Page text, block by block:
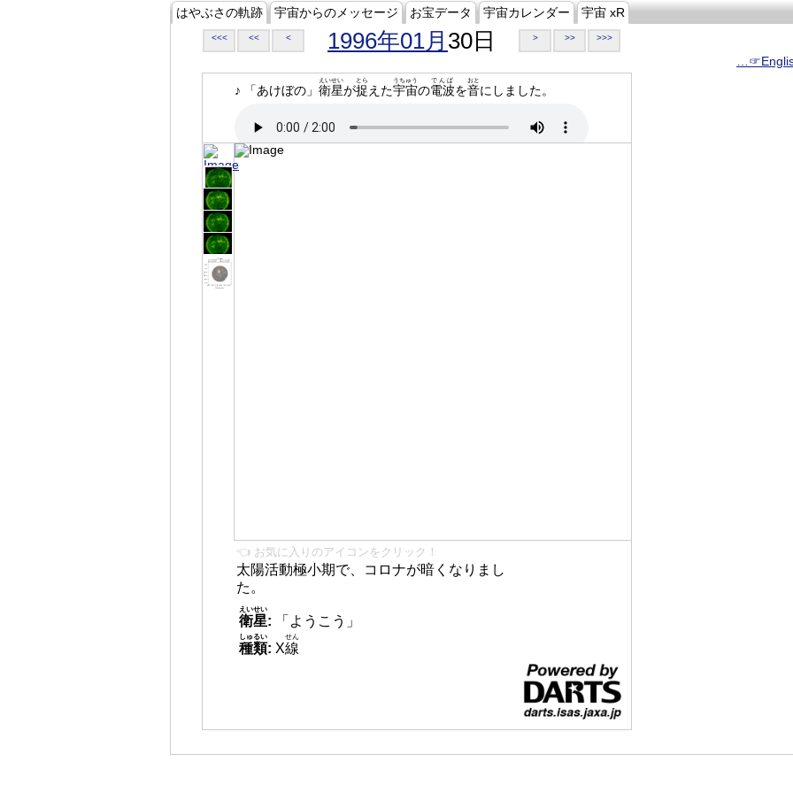
はやぶさの軌跡 宇宙からのメッセージ お宝データ 宇宙カレンダー 宇宙 xR
<<< << < 1996年01月 30日 > >> >>>
♪ 「あけぼの」 衛星
えいせい
が捉
とら
えた宇宙
うちゅう
の電波
でんぱ
を音
おと
にしました。
👈 お気に入りのアイコンをクリック！
太陽活動極小期で、コロナが暗くなりまし
た。
衛星
えいせい
:
「ようこう」
種類
しゅるい
: X線
せん